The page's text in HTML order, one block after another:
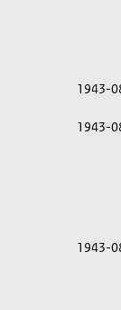
1943-
1943-
1943-